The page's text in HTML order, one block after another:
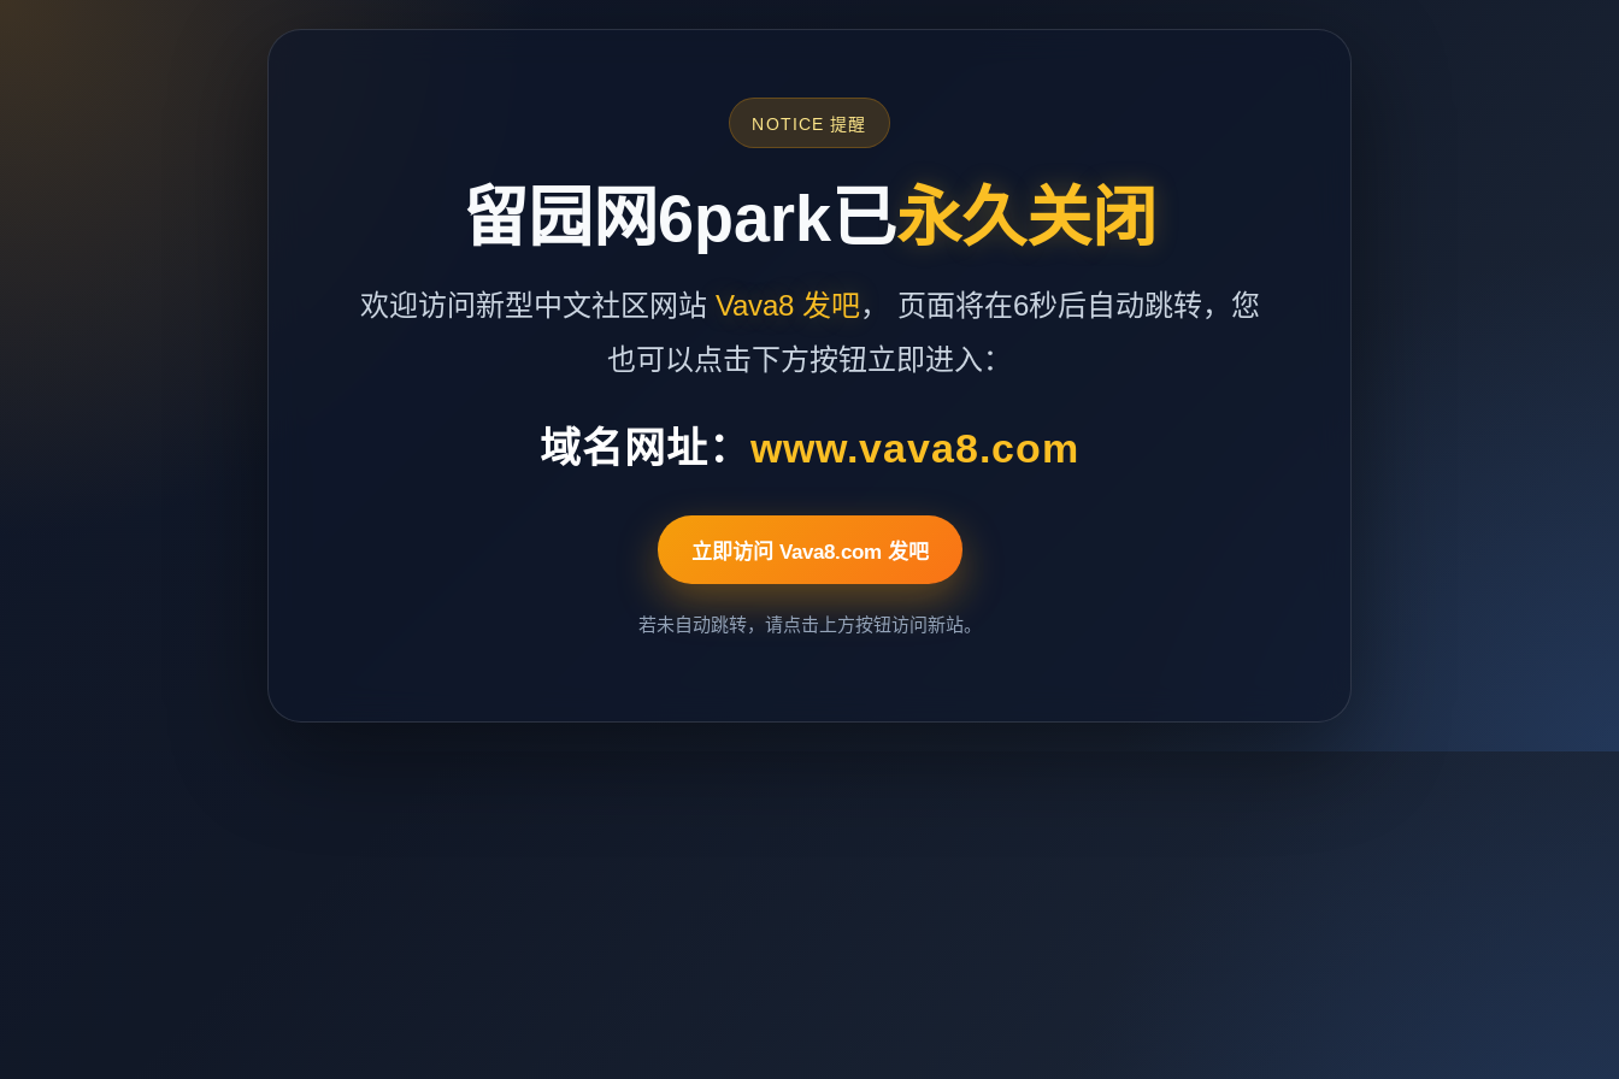
NOTICE 提醒
留园网6park已永久关闭
欢迎访问新型中文社区网站 Vava8 发吧， 页面将在6秒后自动跳转，您
也可以点击下方按钮立即进入：
域名网址： www.vava8.com
立即访问 Vava8.com 发吧
若未自动跳转，请点击上方按钮访问新站。